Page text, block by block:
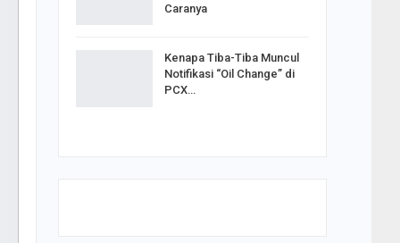
Caranya
Kenapa Tiba-Tiba Muncul
Notifikasi “Oil Change” di
PCX…